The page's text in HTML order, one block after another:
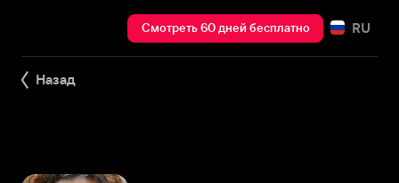
Смотреть 60 дней бесплатно RU
Назад